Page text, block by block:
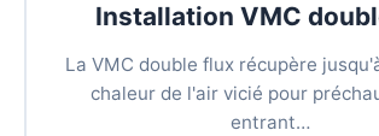
Installation VMC
La VMC double flux récupère
chaleur de l'air vicié pour
entrant…